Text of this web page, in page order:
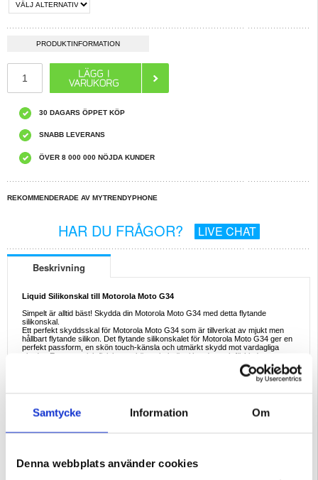
Samtycke Information Om
Denna webbplats använder cookies
PRODUKTINFORMATION
30 DAGARS ÖPPET KÖP
SNABB LEVERANS
ÖVER 8 000 000 NÖJDA KUNDER
REKOMMENDERADE AV MYTRENDYPHONE
HAR DU FRÅGOR? LIVE CHAT
Beskrivning
Liquid Silikonskal till Motorola Moto G34
Simpelt är alltid bäst! Skydda din Motorola Moto G34 med detta flytande
silikonskal.
Ett perfekt skyddsskal för Motorola Moto G34 som är tillverkat av mjukt men
hållbart flytande silikon. Det flytande silikonskalet för Motorola Moto G34 ger en
perfekt passform, en skön touch-känsla och utmärkt skydd mot vardagliga
skador. En matt, mjuk finish som känns bekväm i handen och förhindrar
repor
- Det passar sidoknapparna och skyddar dem mot smuts och damm
G34
Kompatibilitet: Motorola Moto G34